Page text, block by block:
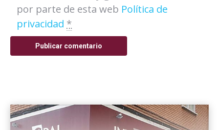
por parte de esta web Política de
privacidad *
Publicar comentario